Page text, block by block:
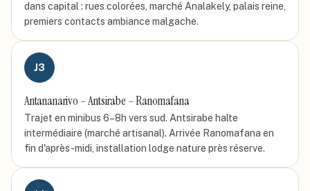
dans capital : rues colorées, marché Analakely, palais reine,
premiers contacts ambiance malgache.
J3
Antananarivo – Antsirabe – Ranomafana
Trajet en minibus 6–8h vers sud. Antsirabe halte
intermédiaire (marché artisanal). Arrivée Ranomafana en
fin d'après-midi, installation lodge nature près réserve.